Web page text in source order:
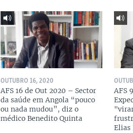
OUTUBRO 16, 2020
AFS 16 de Out 2020 – Sector
da saúde em Angola “pouco
ou nada mudou”, diz o
médico Benedito Quinta
AFS
Elias